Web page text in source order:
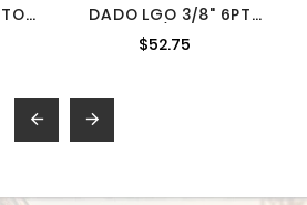
6
DADO LGO 3/8" 6PT
$52.75
 